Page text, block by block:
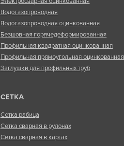
Водогазопроводная
Водогазопроводная оцинкованная
Безшовная горячедеформированная
Профильная квадратная оцинкованная
Профильная прямоугольная оцинкованная
Заглушки для профильных труб
СЕТКА
Сетка рабица
Сетка сварная в рулонах
Сетка сварная в картах